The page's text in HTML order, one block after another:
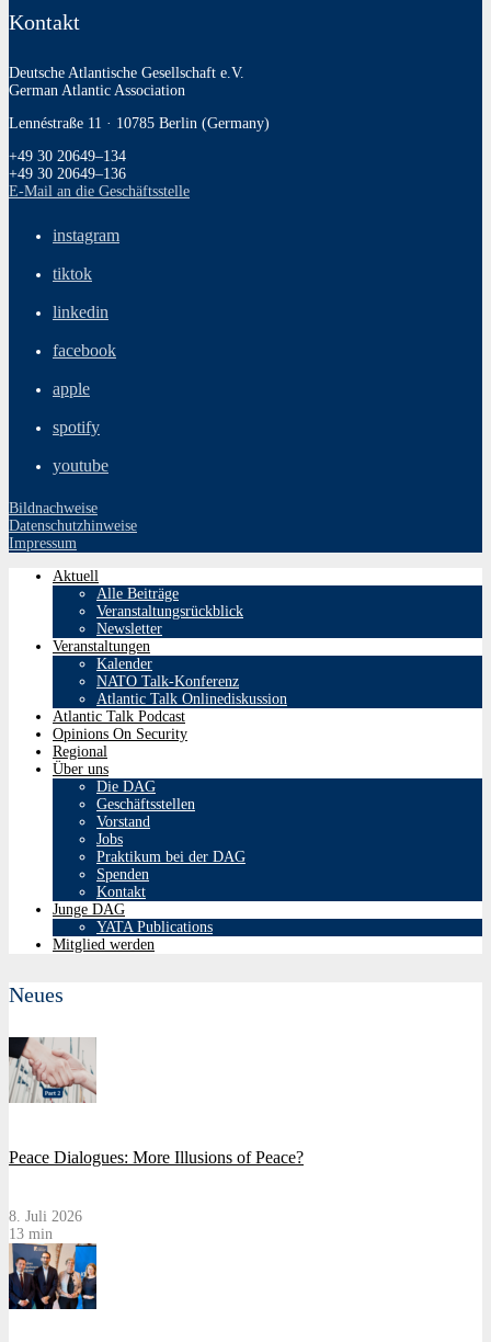
Kontakt
Deutsche Atlantische Gesellschaft e.V.
German Atlantic Association
Lennéstraße 11 · 10785 Berlin (Germany)
+49 30 20649–134
+49 30 20649–136
E‑Mail an die Geschäftsstelle
instagram
tiktok
linkedin
facebook
apple
spotify
youtube
Bildnachweise
Datenschutzhinweise
Impressum
Aktuell
Alle Beiträge
Veranstaltungsrückblick
Newsletter
Veranstaltungen
Kalender
NATO Talk-Konferenz
Atlantic Talk Onlinediskussion
Atlantic Talk Podcast
Opinions On Security
Regional
Über uns
Die DAG
Geschäftsstellen
Vorstand
Jobs
Praktikum bei der DAG
Spenden
Kontakt
Junge DAG
YATA Publications
Mitglied werden
Neues
Peace Dialogues: More Illusions of Peace?
8. Juli 2026
13 min